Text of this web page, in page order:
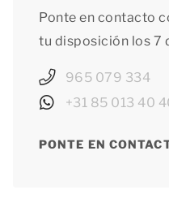
Ponte en contacto
tu disposición los 7
965 079 334
+31 85 013 40
PONTE EN